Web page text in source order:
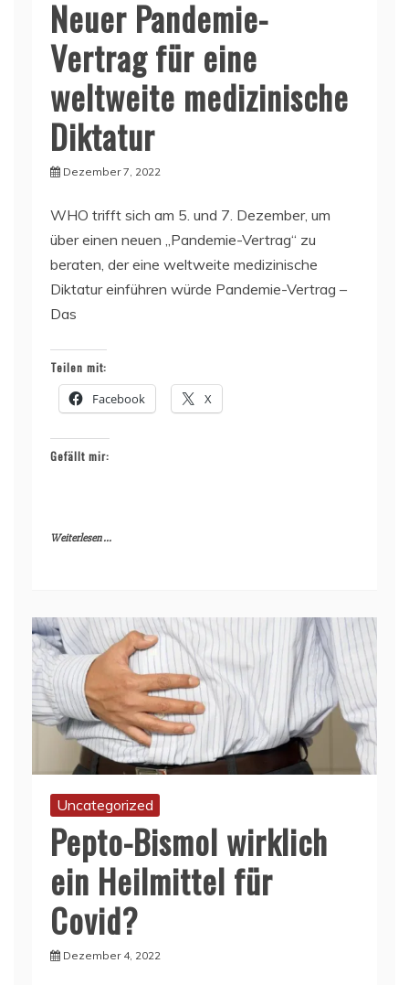
Neuer Pandemie-
Vertrag für eine
weltweite medizinische
Diktatur
Dezember 7, 2022
WHO trifft sich am 5. und 7. Dezember, um
über einen neuen „Pandemie-Vertrag“ zu
beraten, der eine weltweite medizinische
Diktatur einführen würde Pandemie-Vertrag –
Das
Teilen mit:
Facebook X
Gefällt mir:
Weiterlesen ...
Uncategorized
Pepto-Bismol wirklich
ein Heilmittel für
Covid?
Dezember 4, 2022